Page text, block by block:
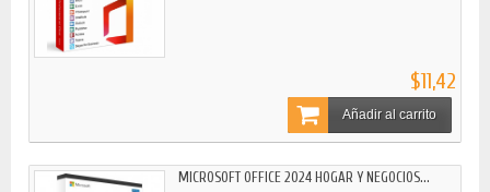
$11,42
Añadir al carrito
MICROSOFT OFFICE 2024 HOGAR Y NEGOCIOS...